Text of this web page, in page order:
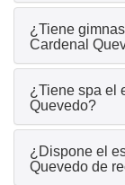
¿Tiene
Cardenal
¿Tiene spa el
Quevedo?
¿Dispone el
Quevedo de